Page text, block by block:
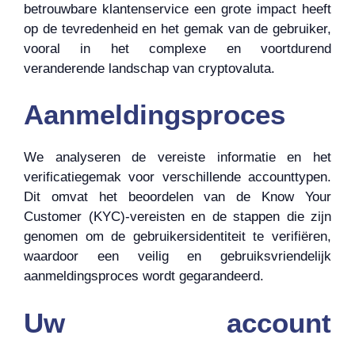
betrouwbare klantenservice een grote impact heeft
op de tevredenheid en het gemak van de gebruiker,
vooral in het complexe en voortdurend
veranderende landschap van cryptovaluta.
Aanmeldingsproces
We analyseren de vereiste informatie en het
verificatiegemak voor verschillende accounttypen.
Dit omvat het beoordelen van de Know Your
Customer (KYC)-vereisten en de stappen die zijn
genomen om de gebruikersidentiteit te verifiëren,
waardoor een veilig en gebruiksvriendelijk
aanmeldingsproces wordt gegarandeerd.
Uw account